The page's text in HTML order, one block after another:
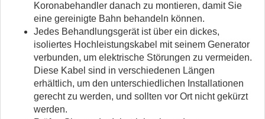
Koronabehandler danach zu montieren, damit Sie
eine gereinigte Bahn behandeln können.
Jedes Behandlungsgerät ist über ein dickes,
isoliertes Hochleistungskabel mit seinem Generator
verbunden, um elektrische Störungen zu vermeiden.
Diese Kabel sind in verschiedenen Längen
erhältlich, um den unterschiedlichen Installationen
gerecht zu werden, und sollten vor Ort nicht gekürzt
werden.